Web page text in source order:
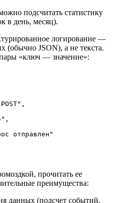
подсчитать статистику
в день, месяц).
логирование —
(обычно JSON), а не текста.
«ключ — значение»:
отправлен"
прочитать ее
преимущества:
данных (подсчет событий,